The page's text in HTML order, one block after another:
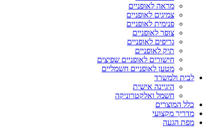
מראה לאופניים
צמיגים לאופניים
פנימית לאופניים
צופר לאופניים
גריפים לאופניים
תיק לאופניים
חישורים לאופניים שפיצים
מטען לאופניים חשמליים
לבית ולמשרד
היגיינה אישית
חשמל ואלקטרוניקה
כלל המוצרים
מדריך מקצועי
מפת הגעה